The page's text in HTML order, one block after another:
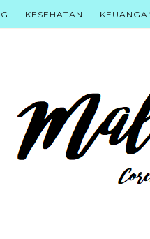
KESEHATAN